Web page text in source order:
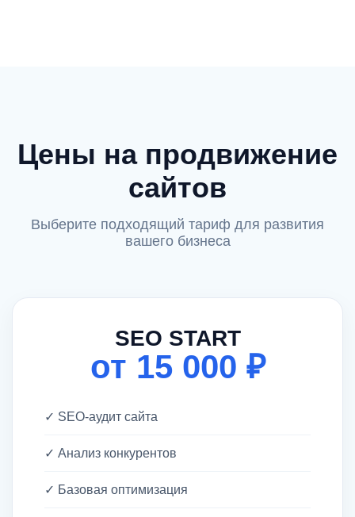
Цены на продвижение
сайтов
Выберите подходящий тариф для развития
вашего бизнеса
SEO START
от 15 000 ₽
✓ SEO-аудит сайта
✓ Анализ конкурентов
✓ Базовая оптимизация